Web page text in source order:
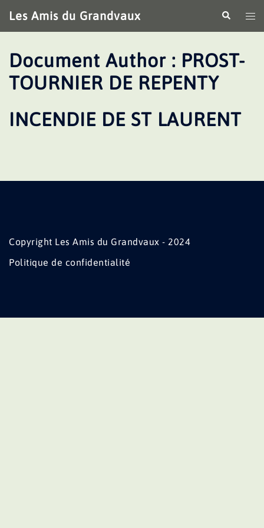
au
contenu
Les Amis du Grandvaux
le
Document Author : PROST-
TOURNIER DE REPENTY
INCENDIE DE ST LAURENT
Copyright Les Amis du Grandvaux - 2024
Politique de confidentialité